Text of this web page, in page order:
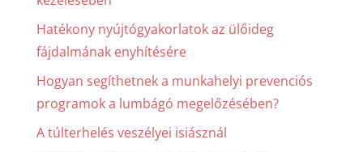
Hatékony nyújtógyakorlatok az ülőideg
fájdalmának enyhítésére
Hogyan segíthetnek a munkahelyi prevenciós
programok a lumbágó megelőzésében?
A túlterhelés veszélyei isiásznál